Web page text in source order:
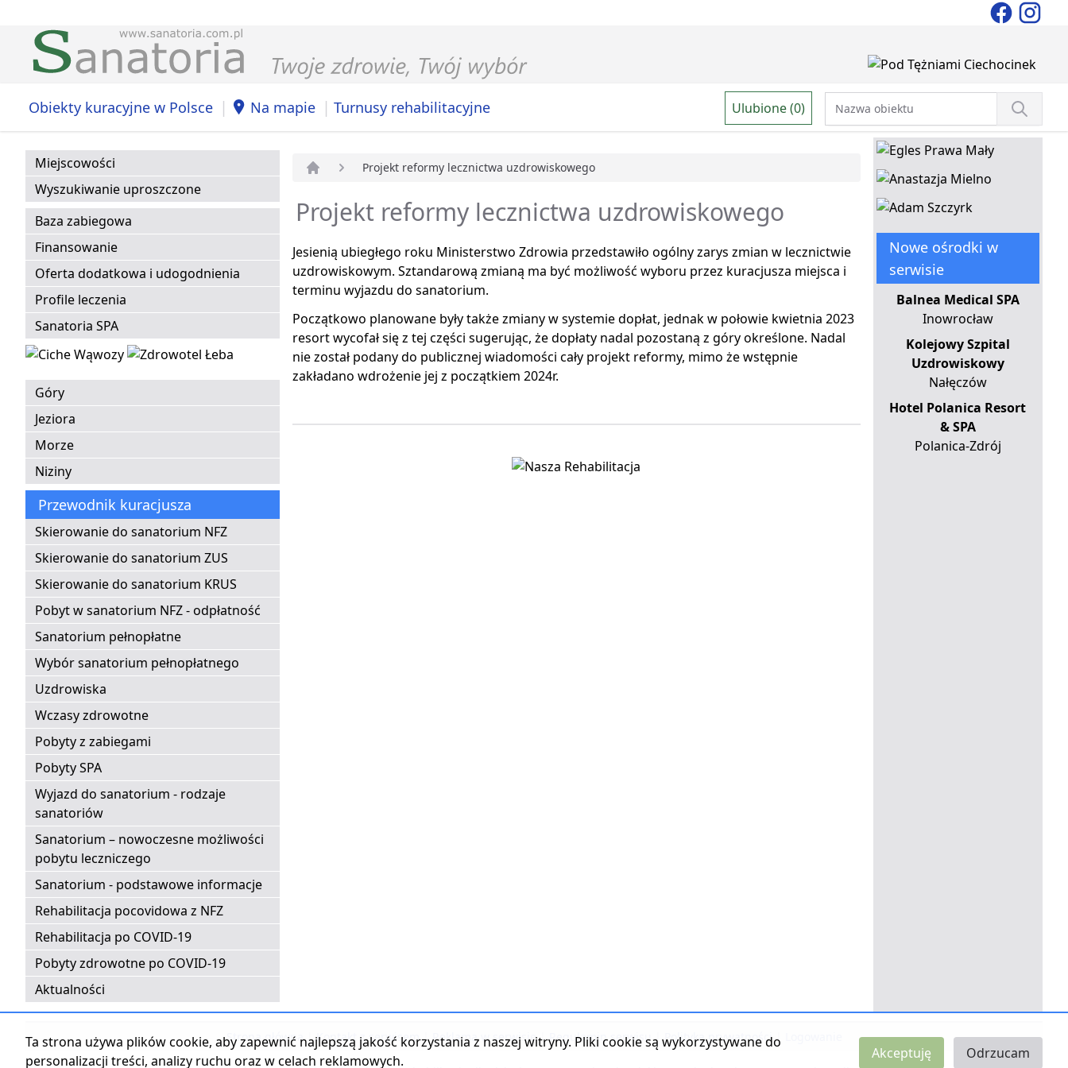
Obiekty kuracyjne w Polsce | Na mapie | Turnusy rehabilitacyjne Ulubione (0)
Miejscowości
Wyszukiwanie uproszczone
Baza zabiegowa
Finansowanie
Oferta dodatkowa i udogodnienia
Profile leczenia
Sanatoria SPA
Góry
Jeziora
Morze
Niziny
Przewodnik kuracjusza
Skierowanie do sanatorium NFZ
Skierowanie do sanatorium ZUS
Skierowanie do sanatorium KRUS
Pobyt w sanatorium NFZ - odpłatność
Sanatorium pełnopłatne
Wybór sanatorium pełnopłatnego
Uzdrowiska
Wczasy zdrowotne
Pobyty z zabiegami
Pobyty SPA
Wyjazd do sanatorium - rodzaje
sanatoriów
Sanatorium – nowoczesne możliwości
pobytu leczniczego
Sanatorium - podstawowe informacje
Rehabilitacja pocovidowa z NFZ
Rehabilitacja po COVID-19
Pobyty zdrowotne po COVID-19
Aktualności
Projekt reformy lecznictwa uzdrowiskowego
Projekt reformy lecznictwa uzdrowiskowego
Jesienią ubiegłego roku Ministerstwo Zdrowia przedstawiło ogólny zarys zmian w lecznictwie
uzdrowiskowym. Sztandarową zmianą ma być możliwość wyboru przez kuracjusza miejsca i
terminu wyjazdu do sanatorium.
Początkowo planowane były także zmiany w systemie dopłat, jednak w połowie kwietnia 2023
resort wycofał się z tej części sugerując, że dopłaty nadal pozostaną z góry określone. Nadal
nie został podany do publicznej wiadomości cały projekt reformy, mimo że wstępnie
zakładano wdrożenie jej z początkiem 2024r.
Nowe ośrodki w
serwisie
Balnea Medical SPA
Inowrocław
Kolejowy Szpital
Uzdrowiskowy
Nałęczów
Hotel Polanica Resort
& SPA
Polanica-Zdrój
Strona główna | Kontakt z serwisem | Reklama w serwisie | Regulamin serwisu | Polityka prywatności |
Ta strona używa plików cookie, aby zapewnić najlepszą jakość korzystania z naszej witryny. Pliki cookie są wykorzystywane do
personalizacji treści, analizy ruchu oraz w celach reklamowych.
Akceptuję Odrzucam